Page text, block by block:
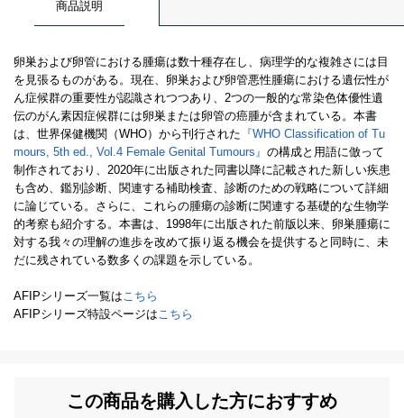
商品説明
卵巣および卵管における腫瘍は数十種存在し、病理学的な複雑さには目
を見張るものがある。現在、卵巣および卵管悪性腫瘍における遺伝性が
ん症候群の重要性が認識されつつあり、2つの一般的な常染色体優性遺
伝のがん素因症候群には卵巣または卵管の癌腫が含まれている。本書
は、世界保健機関（WHO）から刊行された 『WHO Classification of Tu
mours, 5th ed., Vol.4 Female Genital Tumours』 の構成と用語に倣って
制作されており、2020年に出版された同書以降に記載された新しい疾患
も含め、鑑別診断、関連する補助検査、診断のための戦略について詳細
に論じている。さらに、これらの腫瘍の診断に関連する基礎的な生物学
的考察も紹介する。本書は、1998年に出版された前版以来、卵巣腫瘍に
対する我々の理解の進歩を改めて振り返る機会を提供すると同時に、未
だに残されている数多くの課題を示している。
AFIPシリーズ一覧はこちら
AFIPシリーズ特設ページはこちら
この商品を購入した方におすすめ